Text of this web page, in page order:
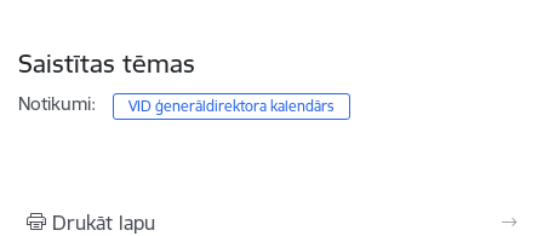
Saistītas tēmas
Notikumi: VID ģenerāldirektora kalendārs
Drukāt lapu